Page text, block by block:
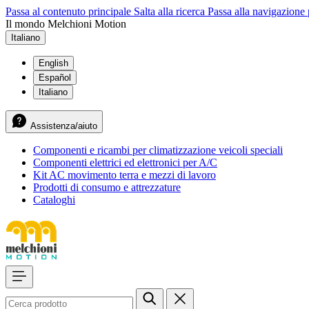
Passa al contenuto principale Salta alla ricerca Passa alla
Il mondo Melchioni Motion
Italiano
English
Español
Italiano
Assistenza/aiuto
Componenti e ricambi per climatizzazione veicoli speciali
Componenti elettrici ed elettronici per A/C
Kit AC movimento terra e mezzi di lavoro
Prodotti di consumo e attrezzature
Cataloghi